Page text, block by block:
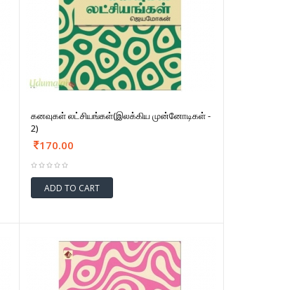
கனவுகள் லட்சியங்கள்(இலக்கிய முன்னோடிகள் -
2)
170.00
ADD TO CART